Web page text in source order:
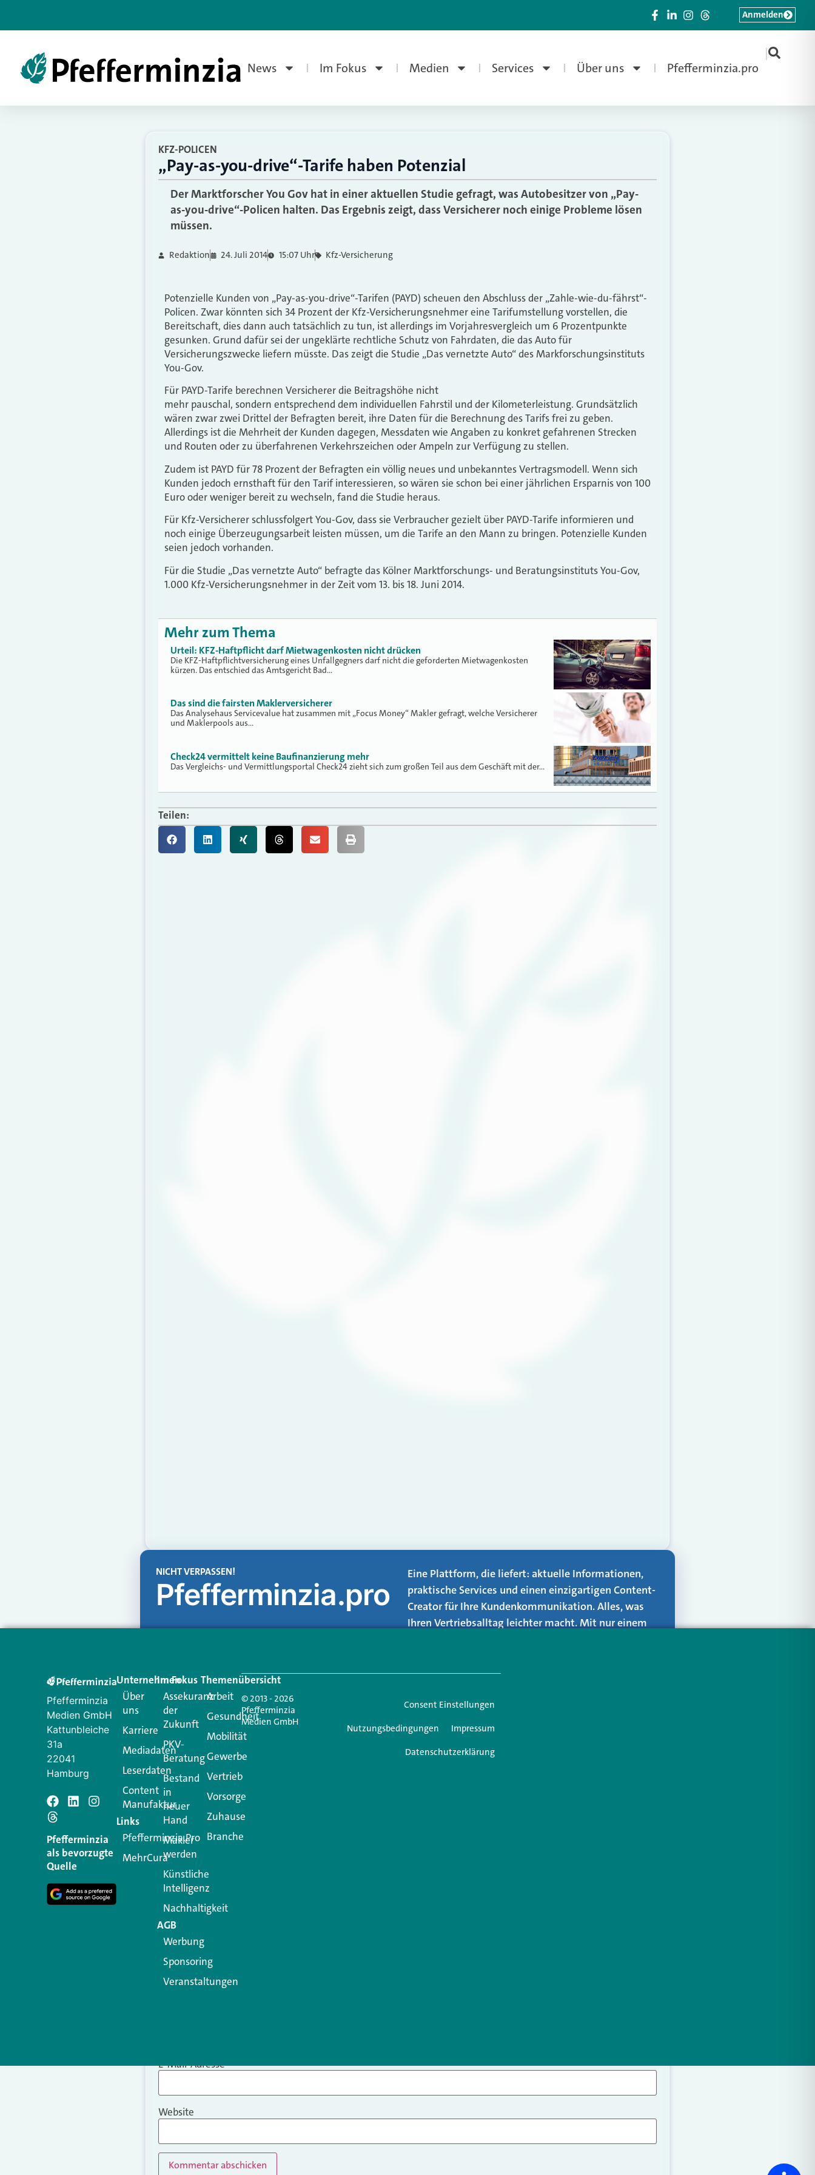
News Im Fokus Medien Services Über uns Pfefferminzia.pro
|
Anmelden
KFZ-POLICEN
„Pay-as-you-drive“-Tarife haben Potenzial
Der Marktforscher You Gov hat in einer aktuellen Studie gefragt, was Autobesitzer von „Pay-
as-you-drive“-Policen halten. Das Ergebnis zeigt, dass Versicherer noch einige Probleme lösen
müssen.
Redaktion 24. Juli 2014 15:07 Uhr Kfz-Versicherung
Potenzielle Kunden von „Pay-as-you-drive“-Tarifen (PAYD) scheuen den Abschluss der „Zahle-wie-du-fährst“-
Policen. Zwar könnten sich 34 Prozent der Kfz-Versicherungsnehmer eine Tarifumstellung vorstellen, die
Bereitschaft, dies dann auch tatsächlich zu tun, ist allerdings im Vorjahresvergleich um 6 Prozentpunkte
gesunken. Grund dafür sei der ungeklärte rechtliche Schutz von Fahrdaten, die das Auto für
Versicherungszwecke liefern müsste. Das zeigt die Studie „Das vernetzte Auto“ des Markforschungsinstituts
You-Gov.
Für PAYD-Tarife berechnen Versicherer die Beitragshöhe nicht
mehr pauschal, sondern entsprechend dem individuellen Fahrstil und der Kilometerleistung. Grundsätzlich
wären zwar zwei Drittel der Befragten bereit, ihre Daten für die Berechnung des Tarifs frei zu geben.
Allerdings ist die Mehrheit der Kunden dagegen, Messdaten wie Angaben zu konkret gefahrenen Strecken
und Routen oder zu überfahrenen Verkehrszeichen oder Ampeln zur Verfügung zu stellen.
Zudem ist PAYD für 78 Prozent der Befragten ein völlig neues und unbekanntes Vertragsmodell. Wenn sich
Kunden jedoch ernsthaft für den Tarif interessieren, so wären sie schon bei einer jährlichen Ersparnis von 100
Euro oder weniger bereit zu wechseln, fand die Studie heraus.
Für Kfz-Versicherer schlussfolgert You-Gov, dass sie Verbraucher gezielt über PAYD-Tarife informieren und
noch einige Überzeugungsarbeit leisten müssen, um die Tarife an den Mann zu bringen. Potenzielle Kunden
seien jedoch vorhanden.
Für die Studie „Das vernetzte Auto“ befragte das Kölner Marktforschungs- und Beratungsinstituts You-Gov,
1.000 Kfz-Versicherungsnehmer in der Zeit vom 13. bis 18. Juni 2014.
Mehr zum Thema
Urteil: KFZ-Haftpflicht darf Mietwagenkosten nicht drücken
Die KFZ-Haftpflichtversicherung eines Unfallgegners darf nicht die geforderten Mietwagenkosten
kürzen. Das entschied das Amtsgericht Bad…
Das sind die fairsten Maklerversicherer
Das Analysehaus Servicevalue hat zusammen mit „Focus Money“ Makler gefragt, welche Versicherer
und Maklerpools aus…
Check24 vermittelt keine Baufinanzierung mehr
Das Vergleichs- und Vermittlungsportal Check24 zieht sich zum großen Teil aus dem Geschäft mit der…
Teilen:
NICHT VERPASSEN!
Pfefferminzia.pro
Eine Plattform, die liefert: aktuelle Informationen,
praktische Services und einen einzigartigen Content-
Creator für Ihre Kundenkommunikation. Alles, was
Ihren Vertriebsalltag leichter macht. Mit nur einem
Schreiben Sie einen Kommentar
Ihre E-Mail-Adresse wird nicht veröffentlicht.
Kommentar
E-Mail-Adresse*
Website
Pfefferminzia
Medien GmbH
Kattunbleiche
31a
22041
Hamburg
Pfefferminzia
als bevorzugte
Quelle
Unternehmen
Über
uns
Karriere
Mediadaten
Leserdaten
Content
Manufaktur
Links
Pfefferminzia.Pro
MehrCura
Im Fokus
Assekuranz
der
Zukunft
PKV-
Beratung
Bestand
in
neuer
Hand
Makler
werden
Künstliche
Intelligenz
Nachhaltigkeit
AGB
Werbung
Sponsoring
Veranstaltungen
Themenübersicht
Arbeit
Gesundheit
Mobilität
Gewerbe
Vertrieb
Vorsorge
Zuhause
Branche
© 2013 - 2026
Pfefferminzia
Medien GmbH
Consent Einstellungen
Nutzungsbedingungen
Impressum
Datenschutzerklärung